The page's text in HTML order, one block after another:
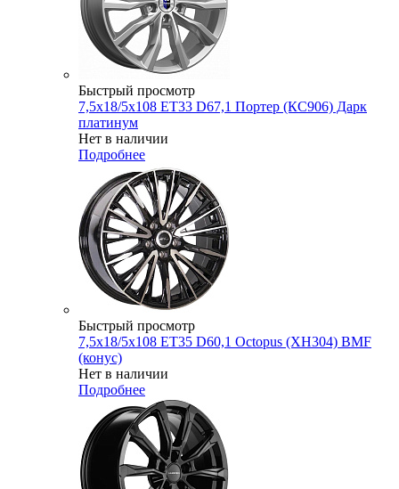
Быстрый просмотр
7,5x18/5x108 ET33 D67,1 Портер (КС906) Дарк
платинум
Нет в наличии
Подробнее
Быстрый просмотр
7,5x18/5x108 ET35 D60,1 Octopus (XH304) BMF
(конус)
Нет в наличии
Подробнее